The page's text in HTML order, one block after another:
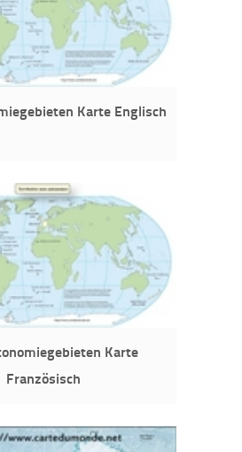
Karte Englisch
Karte
Französisch